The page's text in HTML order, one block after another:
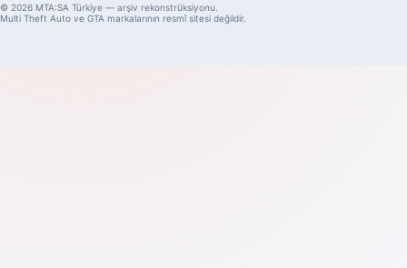
© 2026 MTA:SA Türkiye — arşiv rekonstrüksiyonu.
Multi Theft Auto ve GTA markalarının resmî sitesi değildir.